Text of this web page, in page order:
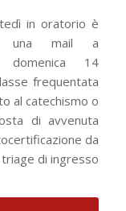
in oratorio è
una mail a
14
frequentata
al catechismo o
di avvenuta
da
di ingresso